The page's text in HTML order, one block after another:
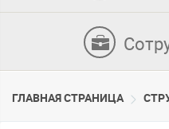
ГЛАВНАЯ СТРАНИЦА